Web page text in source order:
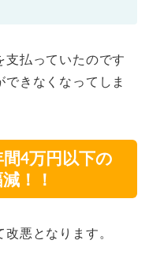
払っていたのです
きなくなってしま
4万円以下の
！！
悪となります。